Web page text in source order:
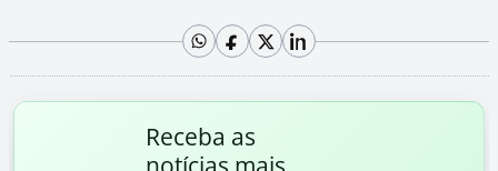
Receba as